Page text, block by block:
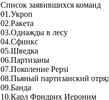
Список заявившихся команд
01.Укроп
02.Ракета
03.Однажды в лесу
04.Сфинкс
05.Шведка
06.Партизаны
07.Поколение Pepsi
08.Пьяный партизанский
09.Банда
10.Карл Фридрих Иероним